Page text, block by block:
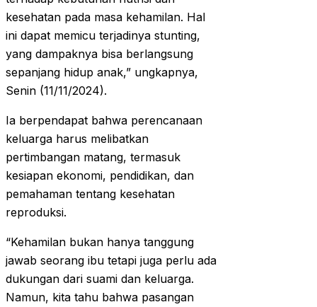
kesehatan pada masa kehamilan. Hal
ini dapat memicu terjadinya stunting,
yang dampaknya bisa berlangsung
sepanjang hidup anak,” ungkapnya,
Senin (11/11/2024).
Ia berpendapat bahwa perencanaan
keluarga harus melibatkan
pertimbangan matang, termasuk
kesiapan ekonomi, pendidikan, dan
pemahaman tentang kesehatan
reproduksi.
“Kehamilan bukan hanya tanggung
jawab seorang ibu tetapi juga perlu ada
dukungan dari suami dan keluarga.
Namun, kita tahu bahwa pasangan